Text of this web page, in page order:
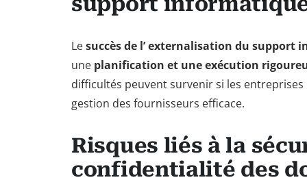
Lesuccès de l’externalisation du support
une planification et une exécution
difficultés peuvent survenir si les
gestion des fournisseurs efficace.
Risques liés à la
confidentialité des